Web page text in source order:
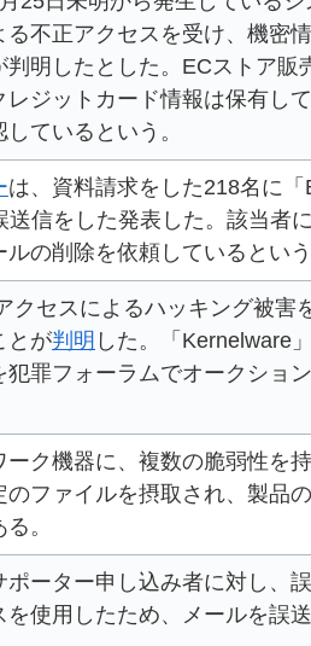
不正アクセスを受け、機密
明したとした。ECストア販
ジットカード情報は保有し
ているという。
は、資料請求をした218名に「
送信をした発表した。該当者
の削除を依頼しているという
クセスによるハッキング被害
とが判明 した。「Kernelware
罪フォーラムでオークショ
ク機器に、複数の脆弱性を持
ファイルを摂取され、製品
。
ポーター申し込み者に対し、
使用したため、メールを誤